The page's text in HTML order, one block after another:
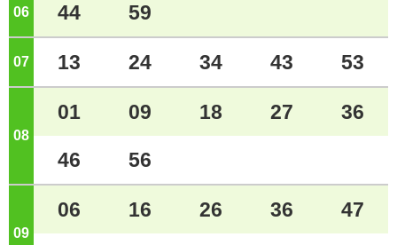
06 44 59
07 13 24 34 43 53
08 ジ
01 09 18 27 36
46 56
09 ジ
06 16 26 36 47